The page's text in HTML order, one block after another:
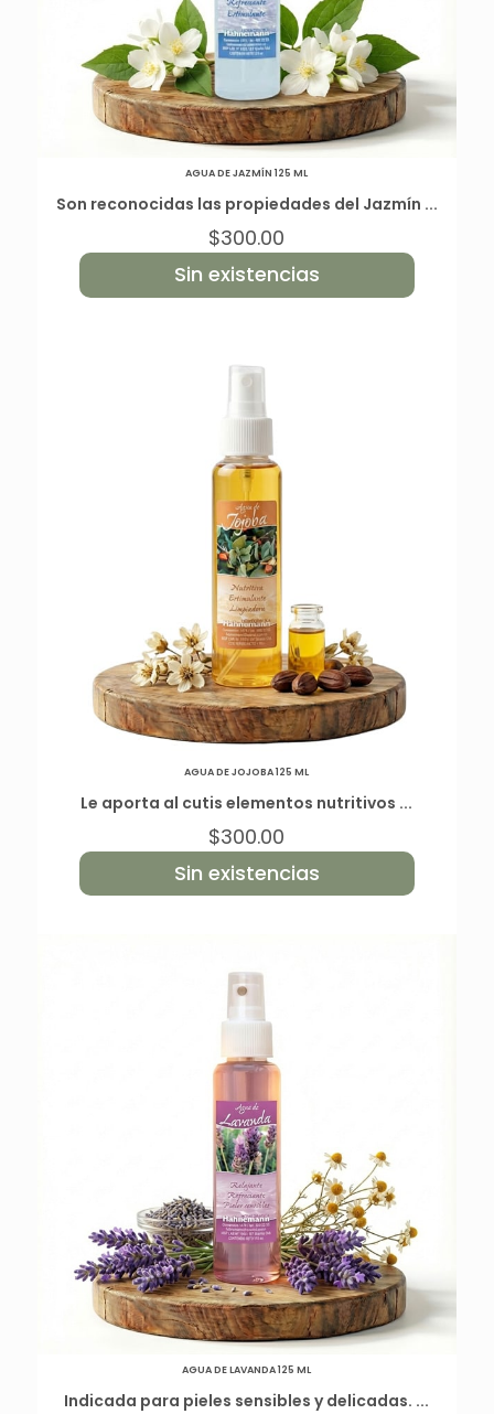
AGUA DE JAZMÍN 125 ML
Son reconocidas las propiedades del Jazmín ...
$300.00
Sin existencias
AGUA DE JOJOBA 125 ML
Le aporta al cutis elementos nutritivos ...
$300.00
Sin existencias
AGUA DE LAVANDA 125 ML
Indicada para pieles sensibles y delicadas. ...